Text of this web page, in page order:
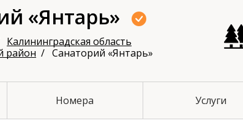
«Янтарь»
Калининградская область
район
Санаторий «Янтарь»
Номера Услуги
Смоленский район Топчихинский